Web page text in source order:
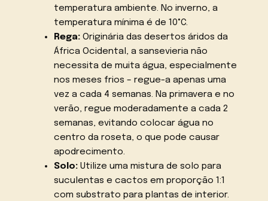
temperatura ambiente. No inverno, a
temperatura mínima é de 10°C.
Rega:Originária das desertos áridos da
África Ocidental, a sansevieria não
necessita de muita água, especialmente
nos meses frios – regue-a apenas uma
vez a cada 4 semanas. Na primavera e no
verão, regue moderadamente a cada 2
semanas, evitando colocar água no
centro da roseta, o que pode causar
apodrecimento.
Solo:Utilize uma mistura de solo para
suculentas e cactos em proporção 1:1
com substrato para plantas de interior.